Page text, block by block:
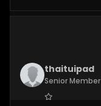
thaituipad
Senior Member